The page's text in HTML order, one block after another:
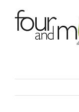
content